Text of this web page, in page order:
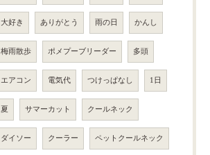
大好き ありがとう 雨の日 かんし
梅雨散歩 ポメプーブリーダー 多頭
エアコン 電気代 つけっぱなし 1日
夏 サマーカット クールネック
ダイソー クーラー ペットクールネック